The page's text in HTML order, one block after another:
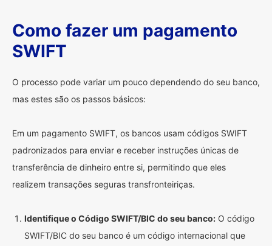
Como fazer um pagamento
SWIFT
O processo pode variar um pouco dependendo do seu banco,
mas estes são os passos básicos:
Em um pagamento SWIFT, os bancos usam códigos SWIFT
padronizados para enviar e receber instruções únicas de
transferência de dinheiro entre si, permitindo que eles
realizem transações seguras transfronteiriças.
Identifique o Código SWIFT/BIC do seu banco: O código
SWIFT/BIC do seu banco é um código internacional que